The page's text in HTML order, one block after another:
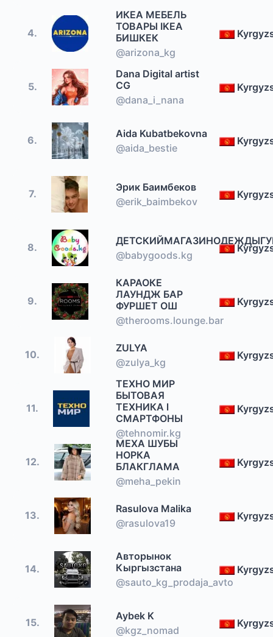
4.
ИКЕА МЕБЕЛЬ
ТОВАРЫ IKEA
БИШКЕК
@arizona_kg
5.
Dana Digital artist
CG
@dana_i_nana
6.
Aida Kubatbekovna
@aida_bestie
7.
Эрик Баимбеков
@erik_baimbekov
8.
@babygoods.kg
9.
КАРАОКЕ
ЛАУНДЖ БАР
ФУРШЕТ ОШ
@therooms.lounge.bar
10.
ZULYA
@zulya_kg
11.
ТЕХНО МИР
БЫТОВАЯ
ТЕХНИКА l
СМАРТФОНЫ
@tehnomir.kg
12.
МЕХА ШУБЫ
НОРКА
БЛАКГЛАМА
@meha_pekin
13.
Rasulova Malika
@rasulova19
14.
Авторынок
Кыргызстана
@sauto_kg_prodaja_avto
15.
Aybek K
@kgz_nomad